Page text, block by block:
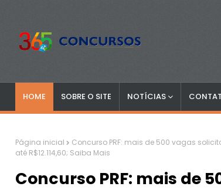
HOME SOBRE O SITE NOTÍCIAS
Página inicial
Concurso PRF: mais de 500 vagas
até R$12.114,60; Saiba Mais
Concurso PRF: mais de